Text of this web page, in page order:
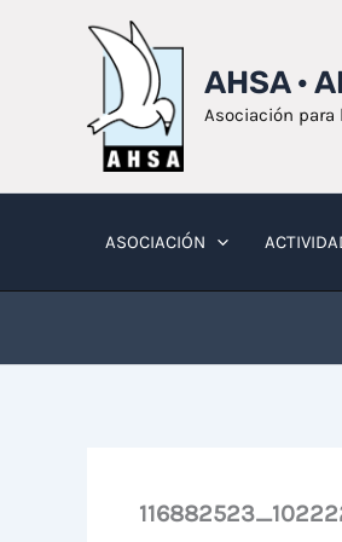
AHSA ·
Asociación
ASOCIACIÓN